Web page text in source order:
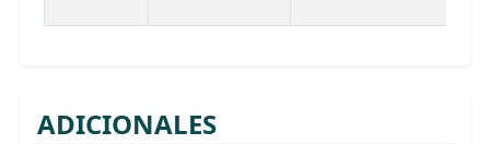
ADICIONALES